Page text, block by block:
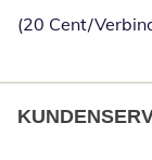
(20 Cent/